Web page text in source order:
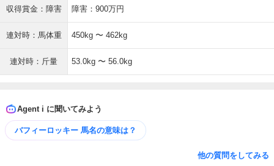
収得賞金：障害 障害：900万円
連対時：馬体重 450kg 〜 462kg
連対時：斤量 53.0kg 〜 56.0kg
Agent i に聞いてみよう
バフィーロッキー 馬名の意味は？
他の質問をしてみる